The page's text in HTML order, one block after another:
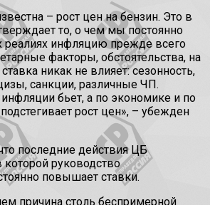
– рост цен на бензин. Это в
то, о чем мы постоянно
реалиях инфляцию прежде всего
факторы, обстоятельства, на
никак не влияет: сезонность,
санкции, различные ЧП.
бьет, а по экономике и по
рост цен», – убежден
последние действия ЦБ
руководство
повышает ставки.
причина столь беспримерной